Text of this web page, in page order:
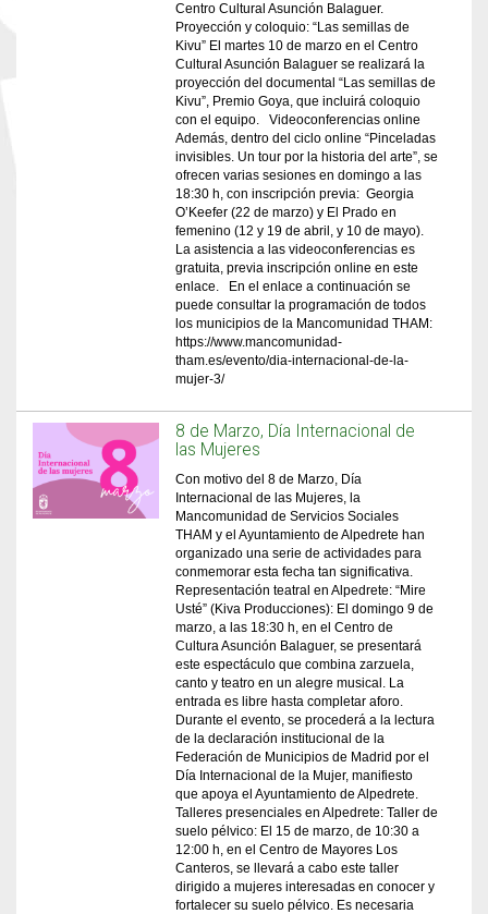
Centro Cultural Asunción Balaguer.
Proyección y coloquio: “Las semillas de
Kivu” El martes 10 de marzo en el Centro
Cultural Asunción Balaguer se realizará la
proyección del documental “Las semillas de
Kivu”, Premio Goya, que incluirá coloquio
con el equipo. Videoconferencias online
Además, dentro del ciclo online “Pinceladas
invisibles. Un tour por la historia del arte”, se
ofrecen varias sesiones en domingo a las
18:30 h, con inscripción previa: Georgia
O’Keefer (22 de marzo) y El Prado en
femenino (12 y 19 de abril, y 10 de mayo).
La asistencia a las videoconferencias es
gratuita, previa inscripción online en este
enlace. En el enlace a continuación se
puede consultar la programación de todos
los municipios de la Mancomunidad THAM:
https://www.mancomunidad-
tham.es/evento/dia-internacional-de-la-
mujer-3/
8 de Marzo, Día Internacional de
las Mujeres
Con motivo del 8 de Marzo, Día
Internacional de las Mujeres, la
Mancomunidad de Servicios Sociales
THAM y el Ayuntamiento de Alpedrete han
organizado una serie de actividades para
conmemorar esta fecha tan significativa.
Representación teatral en Alpedrete: “Mire
Usté” (Kiva Producciones): El domingo 9 de
marzo, a las 18:30 h, en el Centro de
Cultura Asunción Balaguer, se presentará
este espectáculo que combina zarzuela,
canto y teatro en un alegre musical. La
entrada es libre hasta completar aforo.
Durante el evento, se procederá a la lectura
de la declaración institucional de la
Federación de Municipios de Madrid por el
Día Internacional de la Mujer, manifiesto
que apoya el Ayuntamiento de Alpedrete.
Talleres presenciales en Alpedrete: Taller de
suelo pélvico: El 15 de marzo, de 10:30 a
12:00 h, en el Centro de Mayores Los
Canteros, se llevará a cabo este taller
dirigido a mujeres interesadas en conocer y
fortalecer su suelo pélvico. Es necesaria